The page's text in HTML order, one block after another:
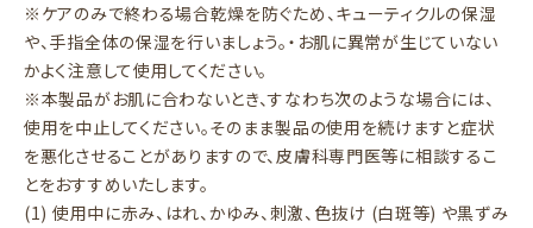
※ケアのみで終わる場合乾燥を防ぐため、キューティクルの保湿
や、手指全体の保湿を行いましょう。・お肌に異常が生じていない
かよく注意して使用してください。
※本製品がお肌に合わないとき、すなわち次のような場合には、
使用を中止してください。そのまま製品の使用を続けますと症状
を悪化させることがありますので、皮膚科専門医等に相談するこ
とをおすすめいたします。
(1) 使用中に赤み、はれ、かゆみ、刺激、色抜け (白斑等) や黒ずみ